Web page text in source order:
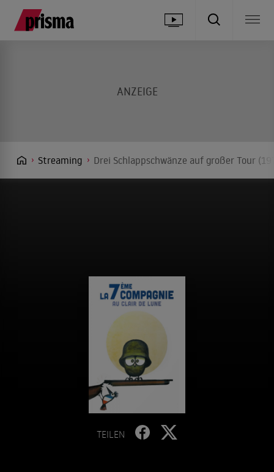
Streaming Drei Schlappschwänze auf großer Tour
TEILEN